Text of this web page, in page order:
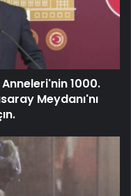
1000.
Meydanı'nı